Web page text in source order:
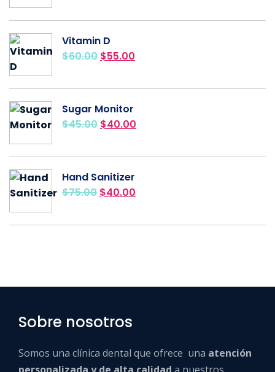
Vitamin D
$60.00 $55.00
Sugar Monitor
$45.00 $40.00
Hand Sanitizer
$75.00 $40.00
Sobre nosotros
Somos una clínica dental que ofrece una atención